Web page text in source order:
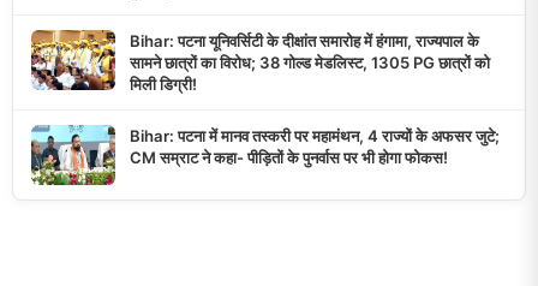
Bihar: पटना यूनिवर्सिटी के दीक्षांत समारोह में हंगामा, राज्यपाल के
सामने छात्रों का विरोध; 38 गोल्ड मेडलिस्ट, 1305 PG छात्रों को
मिली डिग्री!
Bihar: पटना में मानव तस्करी पर महामंथन, 4 राज्यों के अफसर जुटे;
CM सम्राट ने कहा- पीड़ितों के पुनर्वास पर भी होगा फोकस!